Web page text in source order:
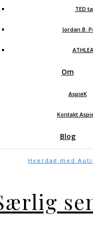
TED
Jordan B.
Om
AspieK
Kontakt
Blog
Hverdag med